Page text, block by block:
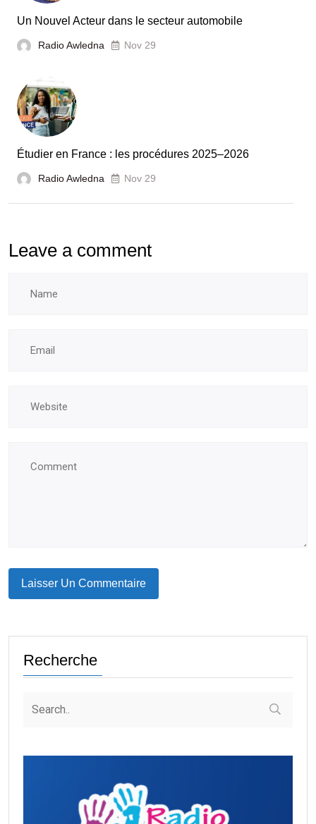
France
et
écoles
Un Nouvel Acteur dans le secteur automobile
Radio Awledna Nov 29
Étudier en France : les procédures 2025–2026
Radio Awledna Nov 29
Leave a comment
Recherche